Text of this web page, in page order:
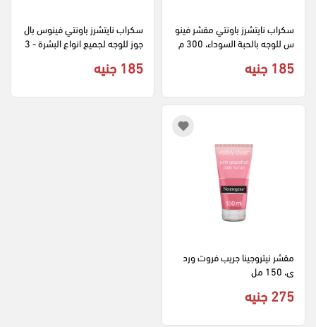
سكراب نايتشرز باونتي مقشر فينو
س للوجه بالحبة السوداء، 300 م
185 جنيه
سكراب نايتشرز باونتي فينوس بال
جوز للوجه لجميع انواع البشرة - 3
185 جنيه
مقشر نيتروجينا جريب فروت ورد
ى، 150 مل
275 جنيه